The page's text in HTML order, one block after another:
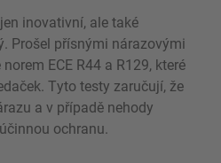
inovativní, ale také
Prošel přísnými nárazovými
ECE R44 a R129, které
Tyto testy zaručují, že
a v případě nehody
ochranu.